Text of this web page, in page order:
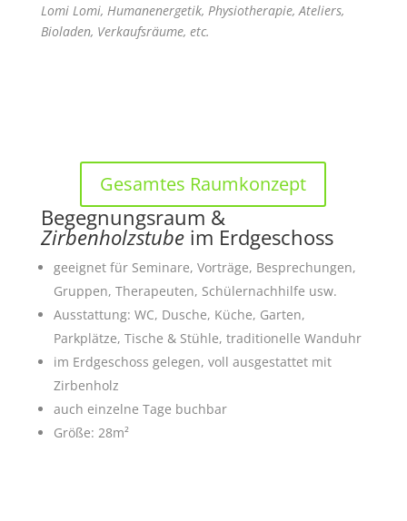
Lomi Lomi, Humanenergetik, Physiotherapie, Ateliers,
Bioladen, Verkaufsräume, etc.
Gesamtes Raumkonzept
Begegnungsraum &
Zirbenholzstubeim Erdgeschoss
geeignet für Seminare, Vorträge, Besprechungen,
Gruppen, Therapeuten, Schülernachhilfe usw.
Ausstattung: WC, Dusche, Küche, Garten,
Parkplätze, Tische & Stühle, traditionelle Wanduhr
im Erdgeschoss gelegen, voll ausgestattet mit
Zirbenholz
auch einzelne Tage buchbar
Größe: 28m²